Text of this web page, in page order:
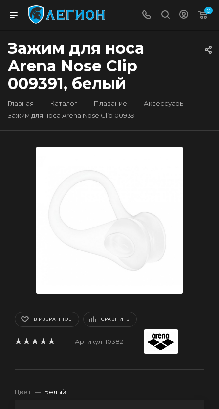
0
Зажим для носа
Arena Nose Clip
009391, белый
Главная — Каталог — Плавание — Аксессуары —
Зажим для носа Arena Nose Clip 009391
В ИЗБРАННОЕ СРАВНИТЬ
Артикул: 10382
Цвет — Белый